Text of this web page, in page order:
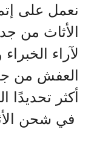
نعمل على
الأثاث من
لآراء
العفش من
أكثر تحديدًا
في شحن